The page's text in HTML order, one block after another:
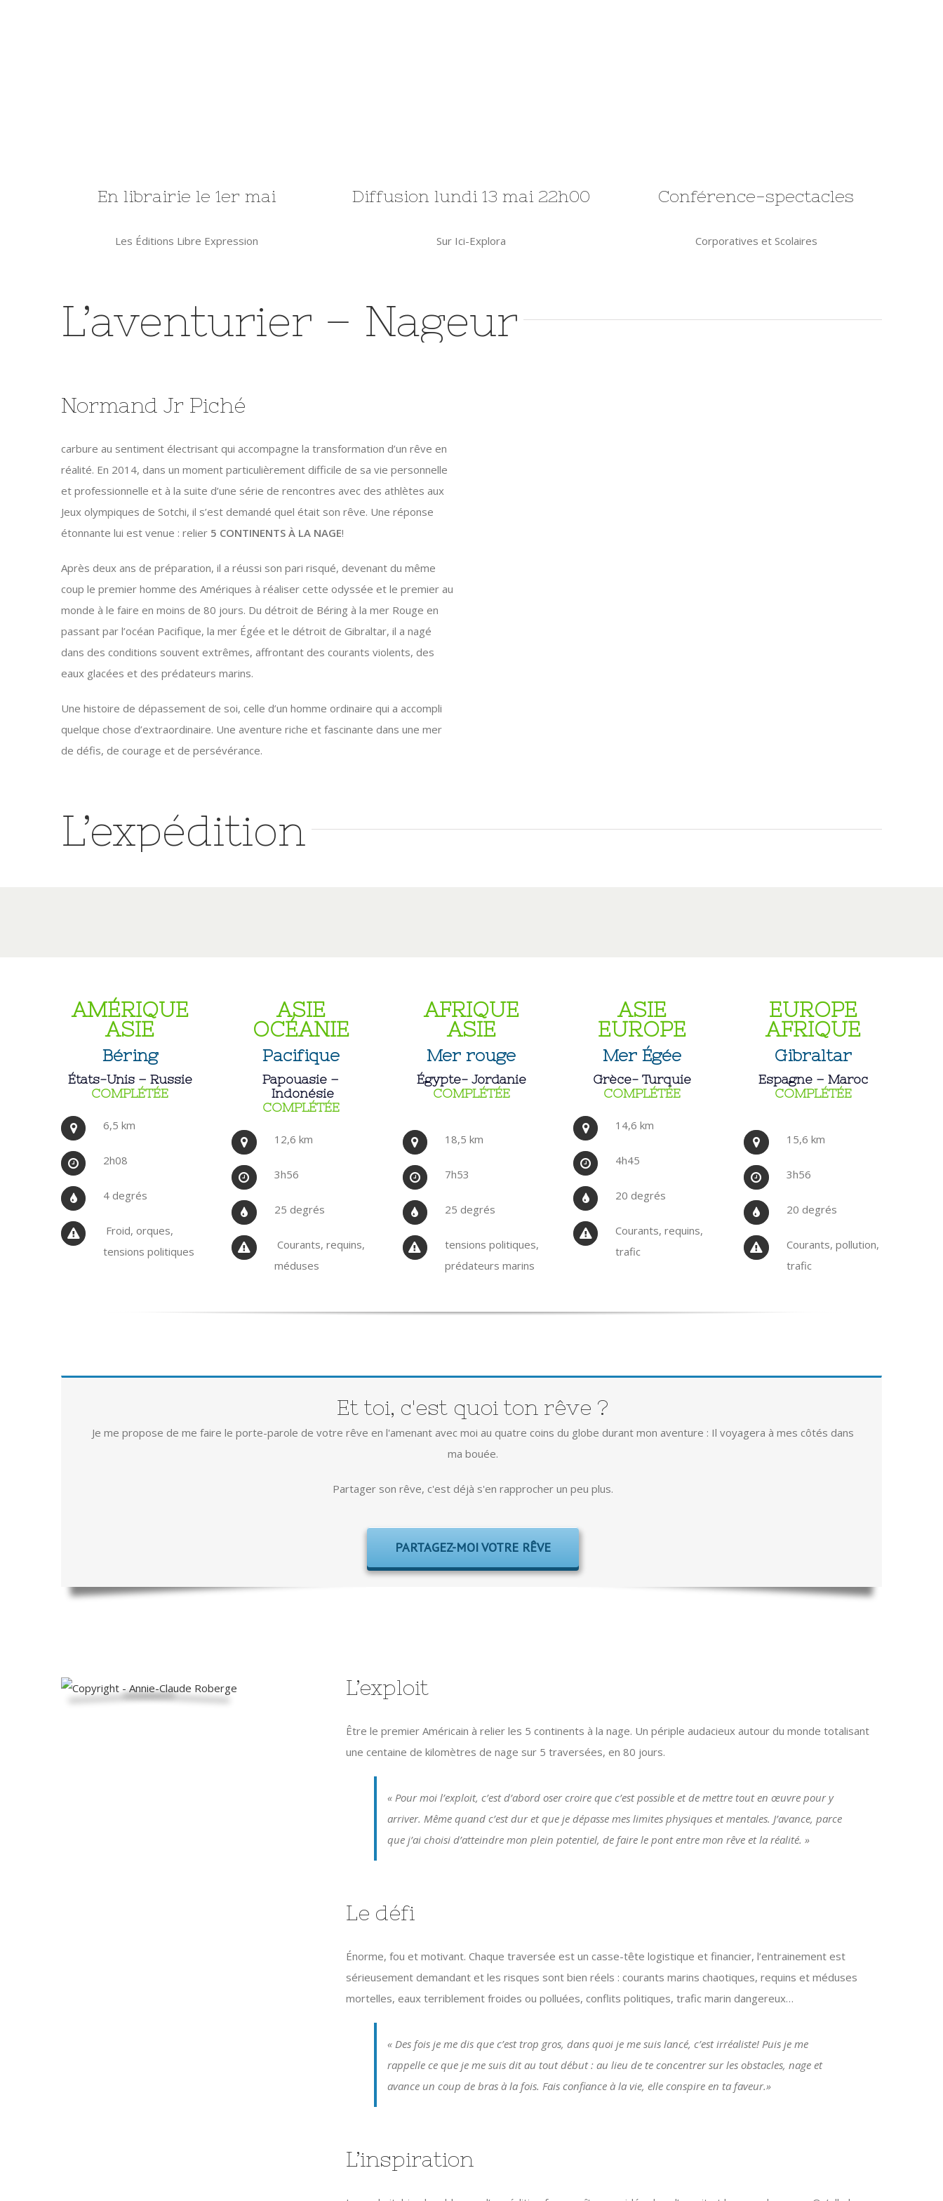
En librairie le 1er mai
Les Éditions Libre Expression
Diffusion lundi 13 mai 22h00
Sur Ici-Explora
Conférence-spectacles
Corporatives et Scolaires
L’aventurier – Nageur
Normand Jr Piché
carbure au sentiment électrisant qui accompagne la transformation d’un rêve en
réalité. En 2014, dans un moment particulièrement difficile de sa vie personnelle
et professionnelle et à la suite d’une série de rencontres avec des athlètes aux
Jeux olympiques de Sotchi, il s’est demandé quel était son rêve. Une réponse
étonnante lui est venue : relier 5 CONTINENTS À LA NAGE!
Après deux ans de préparation, il a réussi son pari risqué, devenant du même
coup le premier homme des Amériques à réaliser cette odyssée et le premier au
monde à le faire en moins de 80 jours. Du détroit de Béring à la mer Rouge en
passant par l’océan Pacifique, la mer Égée et le détroit de Gibraltar, il a nagé
dans des conditions souvent extrêmes, affrontant des courants violents, des
eaux glacées et des prédateurs marins.
Une histoire de dépassement de soi, celle d’un homme ordinaire qui a accompli
quelque chose d’extraordinaire. Une aventure riche et fascinante dans une mer
de défis, de courage et de persévérance.
L’expédition
AMÉRIQUE
ASIE
Béring
États-Unis – Russie
COMPLÉTÉE
6,5 km
2h08
4 degrés
Froid, orques,
tensions politiques
ASIE
OCÉANIE
Pacifique
Papouasie –
Indonésie
COMPLÉTÉE
12,6 km
3h56
25 degrés
Courants, requins,
méduses
AFRIQUE
ASIE
Mer rouge
Égypte- Jordanie
COMPLÉTÉE
18,5 km
7h53
25 degrés
tensions politiques,
prédateurs marins
ASIE
EUROPE
Mer Égée
Grèce- Turquie
COMPLÉTÉE
14,6 km
4h45
20 degrés
Courants, requins,
trafic
EUROPE
AFRIQUE
Gibraltar
Espagne – Maroc
COMPLÉTÉE
15,6 km
3h56
20 degrés
Courants, pollution,
trafic
Et toi, c'est quoi ton rêve ?
Je me propose de me faire le porte-parole de votre rêve en l'amenant avec moi au quatre coins du globe durant mon aventure : Il voyagera à mes côtés dans
ma bouée.
Partager son rêve, c'est déjà s'en rapprocher un peu plus.
PARTAGEZ-MOI VOTRE RÊVE
L’exploit
Être le premier Américain à relier les 5 continents à la nage. Un périple audacieux autour du monde totalisant
une centaine de kilomètres de nage sur 5 traversées, en 80 jours.
« Pour moi l’exploit, c’est d’abord oser croire que c’est possible et de mettre tout en œuvre pour y
arriver. Même quand c’est dur et que je dépasse mes limites physiques et mentales. J’avance, parce
que j’ai choisi d’atteindre mon plein potentiel, de faire le pont entre mon rêve et la réalité. »
Le défi
Énorme, fou et motivant. Chaque traversée est un casse-tête logistique et financier, l’entrainement est
sérieusement demandant et les risques sont bien réels : courants marins chaotiques, requins et méduses
mortelles, eaux terriblement froides ou polluées, conflits politiques, trafic marin dangereux…
« Des fois je me dis que c’est trop gros, dans quoi je me suis lancé, c’est irréaliste! Puis je me
rappelle ce que je me suis dit au tout début : au lieu de te concentrer sur les obstacles, nage et
avance un coup de bras à la fois. Fais confiance à la vie, elle conspire en ta faveur.»
L’inspiration